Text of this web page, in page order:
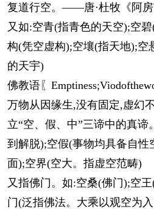
复道行空。——唐·杜牧《阿房
又如:空青(指青色的天空);空
构(凭空虚构);空壤(指天地);空
的天宇)
佛教语〖
万物从因缘生,没有固定,虚幻
立“空、假、中”三谛中的真
到解脱);空假(事物均具备自性
面);空界(空大。指虚空范畴)
又指佛门。如:空桑(佛门);空
门(泛指佛法。大乘以观空为